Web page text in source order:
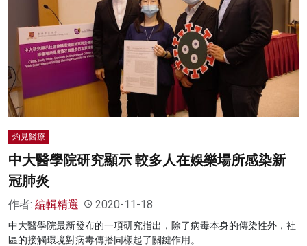
灼見醫療
中大醫學院研究顯示 較多人在娛樂場所感染新
冠肺炎
作者: 編輯精選 2020-11-18
中大醫學院最新發布的一項研究指出，除了病毒本身的傳染性外，社
區的接觸環境對病毒傳播同樣起了關鍵作用。